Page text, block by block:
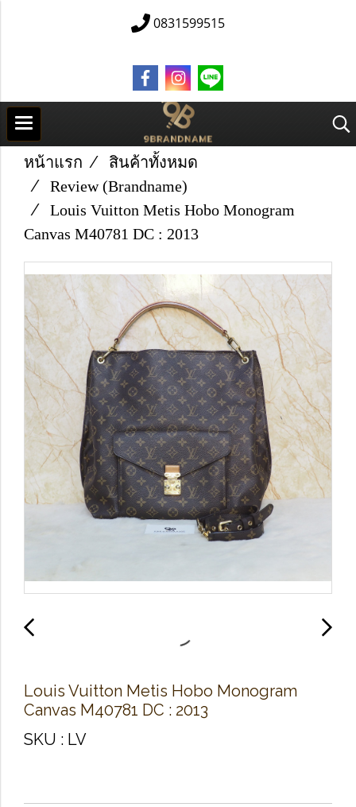
0831599515
หน้าแรก
สินค้าทั้งหมด
Review (Brandname)
Louis Vuitton Metis Hobo Monogram
Canvas M40781 DC​ : 2013
Louis Vuitton Metis Hobo Monogram
Canvas M40781 DC​ : 2013
SKU : LV